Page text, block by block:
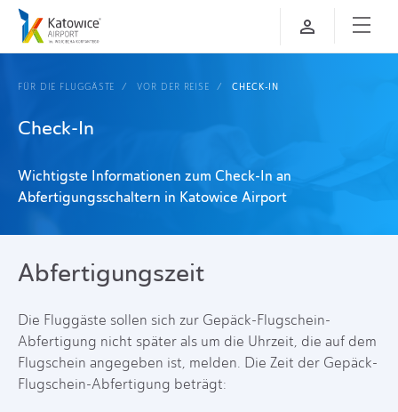
FÜR DIE FLUGGÄSTE VOR DER REISE CHECK-IN
Check-In
Wichtigste Informationen zum Check-In an
Abfertigungsschaltern in Katowice Airport
Abfertigungszeit
Die Fluggäste sollen sich zur Gepäck-Flugschein-
Abfertigung nicht später als um die Uhrzeit, die auf dem
Flugschein angegeben ist, melden. Die Zeit der Gepäck-
Flugschein-Abfertigung beträgt: